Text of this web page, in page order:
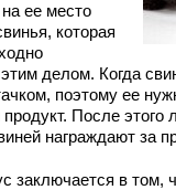
на ее место
которая
делом. Когда
поэтому ее
После
награждают за
заключается в том,